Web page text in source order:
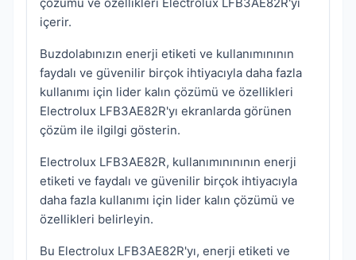
içerir.
Buzdolabınızın enerji etiketi ve kullanımınının
faydalı ve güvenilir birçok ihtiyacıyla daha fazla
kullanımı için lider kalın çözümü ve özellikleri
Electrolux LFB3AE82R'yı ekranlarda görünen
çözüm ile ilgilgi gösterin.
Electrolux LFB3AE82R, kullanımınınının enerji
etiketi ve faydalı ve güvenilir birçok ihtiyacıyla
daha fazla kullanımı için lider kalın çözümü ve
özellikleri belirleyin.
Bu Electrolux LFB3AE82R'yı, enerji etiketi ve